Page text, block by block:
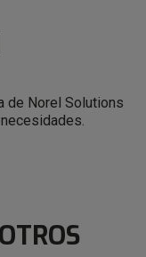
de Norel Solutions